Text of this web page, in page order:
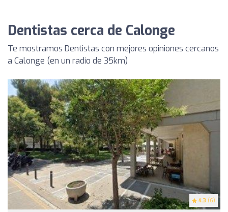
Dentistas cerca de Calonge
Te mostramos Dentistas con mejores opiniones cercanos
a Calonge (en un radio de 35km)
4.3 (6)